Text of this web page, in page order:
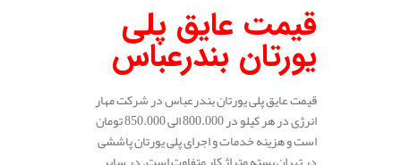
قیمت عایق پلی
یورتان بندرعباس
قیمت عایق پلی یورتان بندرعباس در شرکت مهار
انرژی در هر کیلو در 800.000 الی 850.000 تومان
است و هزینه خدمات و اجرای پلی یورتان پاششی